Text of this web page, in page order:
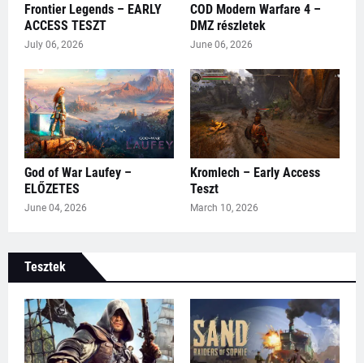
Frontier Legends – EARLY
ACCESS TESZT
July 06, 2026
COD Modern Warfare 4 –
DMZ részletek
June 06, 2026
God of War Laufey –
ELŐZETES
June 04, 2026
Kromlech – Early Access
Teszt
March 10, 2026
Tesztek